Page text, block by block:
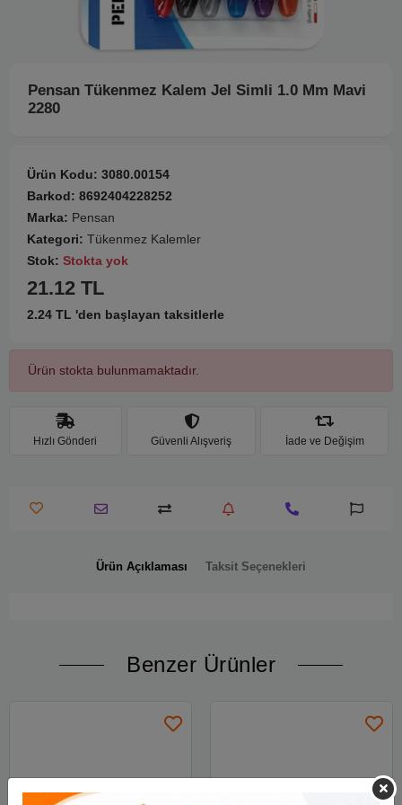
Pensan Tükenmez Kalem Jel Simli 1.0 Mm Mavi
2280
Ürün Kodu: 3080.00154
Barkod: 8692404228252
Marka: Pensan
Kategori: Tükenmez Kalemler
Stok: Stokta yok
21.12 TL
2.24 TL 'den başlayan taksitlerle
Ürün stokta bulunmamaktadır.
Hızlı Gönderi Güvenli Alışveriş İade ve Değişim
Ürün Açıklaması Taksit Seçenekleri
Benzer Ürünler